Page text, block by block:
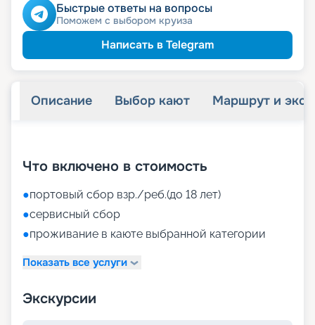
Быстрые ответы на вопросы
Поможем с выбором круиза
Написать в Telegram
Описание Выбор кают Маршрут и
Что включено в стоимость
●портовый сбор взр./реб.(до 18 лет)
●сервисный сбор
●проживание в каюте выбранной категории
Показать все услуги
Экскурсии